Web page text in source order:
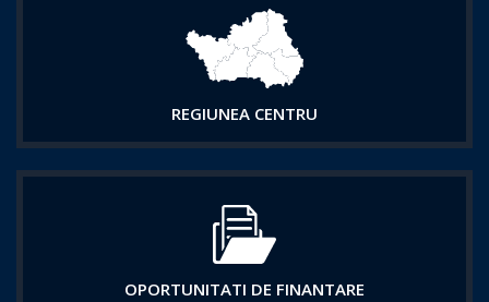
REGIUNEA CENTRU
OPORTUNITATI DE FINANTARE